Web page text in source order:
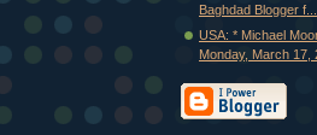
Baghdad Blogger f...
USA: * Michael
Monday, March 17,